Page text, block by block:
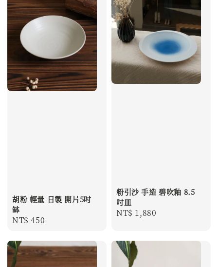
胡粉 輕量 日製 開片5吋
缽
Regular
NT$ 450
粉引沙 手造 碧吹釉 8.5
吋皿
Regular
NT$ 1,880